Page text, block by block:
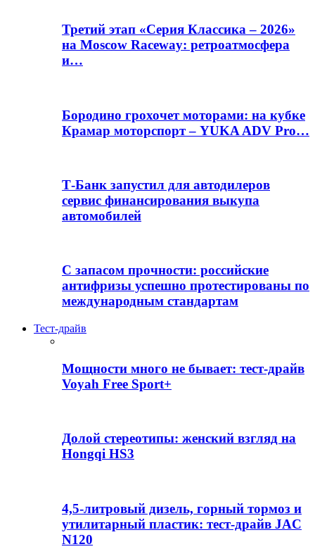
Третий этап «Серия Классика – 2026»
на Moscow Raceway: ретроатмосфера
и…
Бородино грохочет моторами: на кубке
Крамар моторспорт – YUKA ADV Pro…
Т-Банк запустил для автодилеров
сервис финансирования выкупа
автомобилей
С запасом прочности: российские
антифризы успешно протестированы по
международным стандартам
Тест-драйв
Мощности много не бывает: тест-драйв
Voyah Free Sport+
Долой стереотипы: женский взгляд на
Hongqi HS3
4,5-литровый дизель, горный тормоз и
утилитарный пластик: тест-драйв JAC
N120